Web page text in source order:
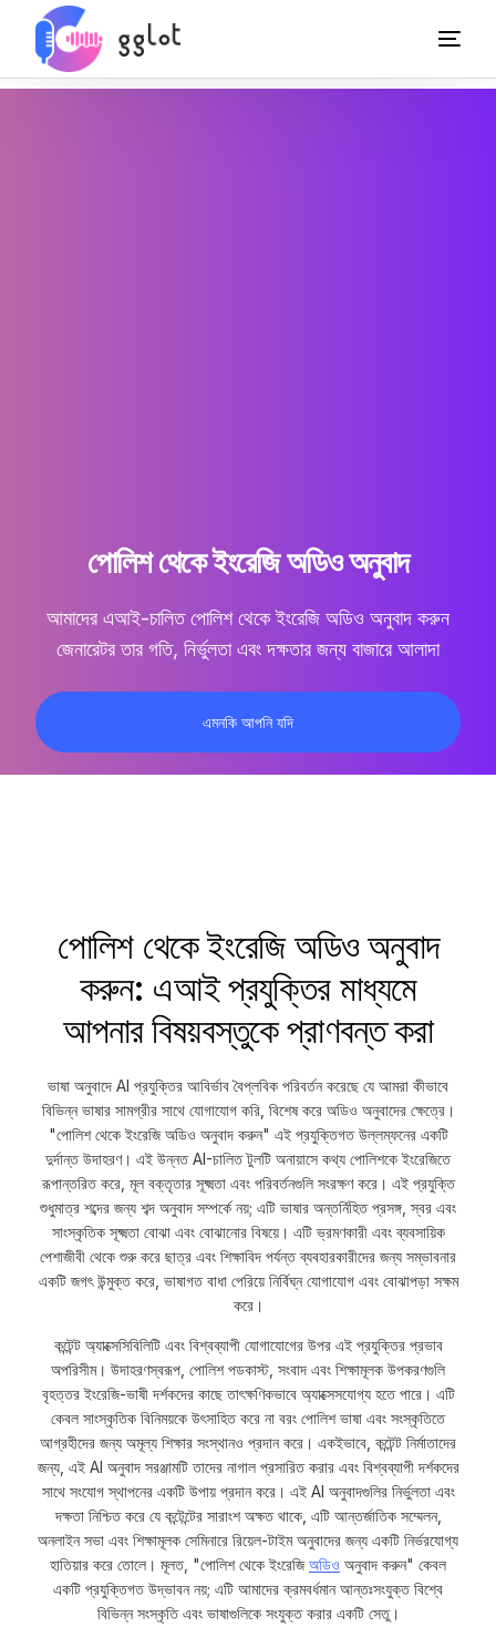
পোলিশ থেকে ইংরেজি অডিও অনুবাদ
আমাদের এআই-চালিতপোলিশ থেকে ইংরেজি অডিও অনুবাদ করুন
জেনারেটর তার গতি, নির্ভুলতা এবং দক্ষতার জন্য বাজারে আলাদা
এমনকি আপনি যদি
পোলিশ থেকে ইংরেজি অডিও অনুবাদ
করুন: এআই প্রযুক্তির মাধ্যমে
আপনার বিষয়বস্তুকে প্রাণবন্ত করা
ভাষা অনুবাদে AI প্রযুক্তির আবির্ভাব বৈপ্লবিক পরিবর্তন করেছে যে আমরা কীভাবে
বিভিন্ন ভাষার সামগ্রীর সাথে যোগাযোগ করি, বিশেষ করে অডিও অনুবাদের ক্ষেত্রে।
"পোলিশ থেকে ইংরেজি অডিও অনুবাদ করুন" এই প্রযুক্তিগত উল্লম্ফনের একটি
দুর্দান্ত উদাহরণ। এই উন্নত AI-চালিত টুলটি অনায়াসে কথ্য পোলিশকে ইংরেজিতে
রূপান্তরিত করে, মূল বক্তৃতার সূক্ষ্মতা এবং পরিবর্তনগুলি সংরক্ষণ করে। এই প্রযুক্তি
শুধুমাত্র শব্দের জন্য শব্দ অনুবাদ সম্পর্কে নয়; এটি ভাষার অন্তর্নিহিত প্রসঙ্গ, স্বর এবং
সাংস্কৃতিক সূক্ষ্মতা বোঝা এবং বোঝানোর বিষয়ে। এটি ভ্রমণকারী এবং ব্যবসায়িক
পেশাজীবী থেকে শুরু করে ছাত্র এবং শিক্ষাবিদ পর্যন্ত ব্যবহারকারীদের জন্য সম্ভাবনার
একটি জগৎ উন্মুক্ত করে, ভাষাগত বাধা পেরিয়ে নির্বিঘ্ন যোগাযোগ এবং বোঝাপড়া সক্ষম
করে।
কন্টেন্ট অ্যাক্সেসিবিলিটি এবং বিশ্বব্যাপী যোগাযোগের উপর এই প্রযুক্তির প্রভাব
অপরিসীম। উদাহরণস্বরূপ, পোলিশ পডকাস্ট, সংবাদ এবং শিক্ষামূলক উপকরণগুলি
বৃহত্তর ইংরেজি-ভাষী দর্শকদের কাছে তাৎক্ষণিকভাবে অ্যাক্সেসযোগ্য হতে পারে। এটি
কেবল সাংস্কৃতিক বিনিময়কে উৎসাহিত করে না বরং পোলিশ ভাষা এবং সংস্কৃতিতে
আগ্রহীদের জন্য অমূল্য শিক্ষার সংস্থানও প্রদান করে। একইভাবে, কন্টেন্ট নির্মাতাদের
জন্য, এই AI অনুবাদ সরঞ্জামটি তাদের নাগাল প্রসারিত করার এবং বিশ্বব্যাপী দর্শকদের
সাথে সংযোগ স্থাপনের একটি উপায় প্রদান করে। এই AI অনুবাদগুলির নির্ভুলতা এবং
দক্ষতা নিশ্চিত করে যে কন্টেন্টের সারাংশ অক্ষত থাকে, এটি আন্তর্জাতিক সম্মেলন,
অনলাইন সভা এবং শিক্ষামূলক সেমিনারে রিয়েল-টাইম অনুবাদের জন্য একটি নির্ভরযোগ্য
হাতিয়ার করে তোলে। মূলত, "পোলিশ থেকে ইংরেজিঅডিও অনুবাদ করুন" কেবল
একটি প্রযুক্তিগত উদ্ভাবন নয়; এটি আমাদের ক্রমবর্ধমান আন্তঃসংযুক্ত বিশ্বে
বিভিন্ন সংস্কৃতি এবং ভাষাগুলিকে সংযুক্ত করার একটি সেতু।